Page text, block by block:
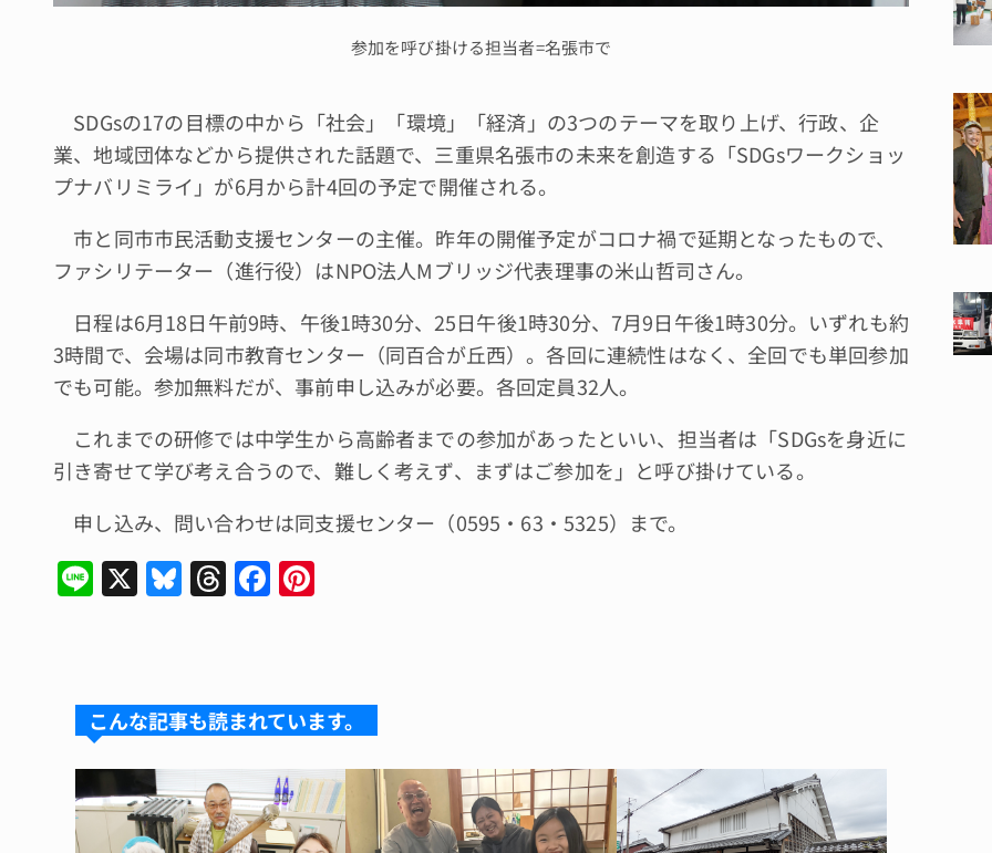
参加を呼び掛ける担当者=名張市で
SDGsの17の目標の中から「社会」「環境」「経済」の3つのテーマを取り上げ、行政、企
業、地域団体などから提供された話題で、三重県名張市の未来を創造する「SDGsワークショッ
プナバリミライ」が6月から計4回の予定で開催される。
市と同市市民活動支援センターの主催。昨年の開催予定がコロナ禍で延期となったもので、
ファシリテーター（進行役）はNPO法人Mブリッジ代表理事の米山哲司さん。
日程は6月18日午前9時、午後1時30分、25日午後1時30分、7月9日午後1時30分。いずれも約
3時間で、会場は同市教育センター（同百合が丘西）。各回に連続性はなく、全回でも単回参加
でも可能。参加無料だが、事前申し込みが必要。各回定員32人。
これまでの研修では中学生から高齢者までの参加があったといい、担当者は「SDGsを身近に
引き寄せて学び考え合うので、難しく考えず、まずはご参加を」と呼び掛けている。
申し込み、問い合わせは同支援センター（0595・63・5325）まで。
Li
n
X Bl
u
k
T
hr
d
F
a
b
o
o
k
st
こんな記事も読まれています。